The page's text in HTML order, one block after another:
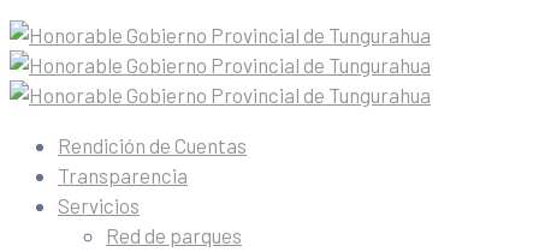
Rendición de Cuentas
Transparencia
Servicios
Red de parques